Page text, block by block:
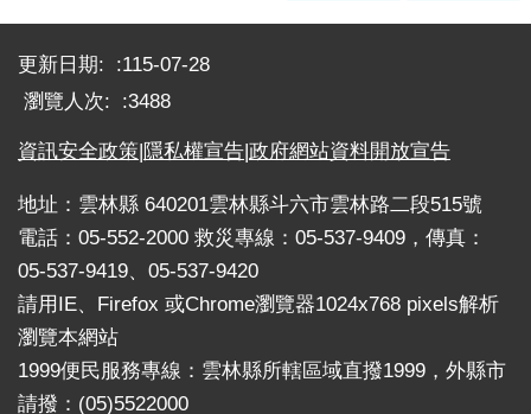
收
容
捐
款、
募
集
及
災
害
救
資
更新日期:
115-07-28
瀏覽人次:
3488
資訊安全政策|隱私權宣告|政府網站資料開放宣告
地址：雲林縣 640201雲林縣斗六市雲林路二段515號
電話：05-552-2000 救災專線：05-537-9409，傳真：
05-537-9419、05-537-9420
請用IE、Firefox 或Chrome瀏覽器1024x768 pixels解析
瀏覽本網站
1999便民服務專線：雲林縣所轄區域直撥1999，外縣市
請撥：(05)5522000